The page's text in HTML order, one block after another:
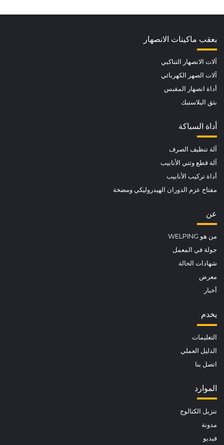
بعقب ماكينات الانصهار
آلات الانصهار التناكبي
آلات الصهر الكهربائي
أداة انصهار المقبس
بثق البلاستيك
أداة السباكة
آلة تنظيف الصرف
آلة قطع وثني الأنابيب
أداة تركيب الأنابيب
مفتاح عزم الدوران الهيدروليكي ومضخة
عن
من هو WELPING
جولة في المعمل
شهادات الحالة
معرض
أخبار
يخدم
التعليمات
الدليل العملي
اتصل بنا
الموارد
تنزيل الكتالوج
مدونة
فيديو